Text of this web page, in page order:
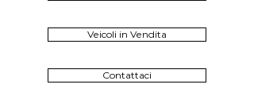
Veicoli in Vendita
Contattaci